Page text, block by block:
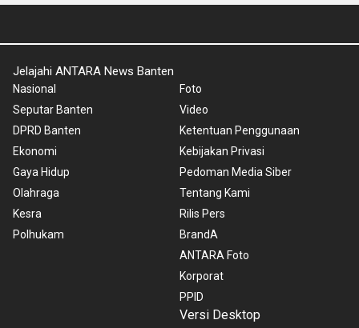
Jelajahi ANTARA News Banten
Nasional
Seputar Banten
DPRD Banten
Ekonomi
Gaya Hidup
Olahraga
Kesra
Polhukam
Foto
Video
Ketentuan Penggunaan
Kebijakan Privasi
Pedoman Media Siber
Tentang Kami
Rilis Pers
BrandA
ANTARA Foto
Korporat
PPID
Versi Desktop